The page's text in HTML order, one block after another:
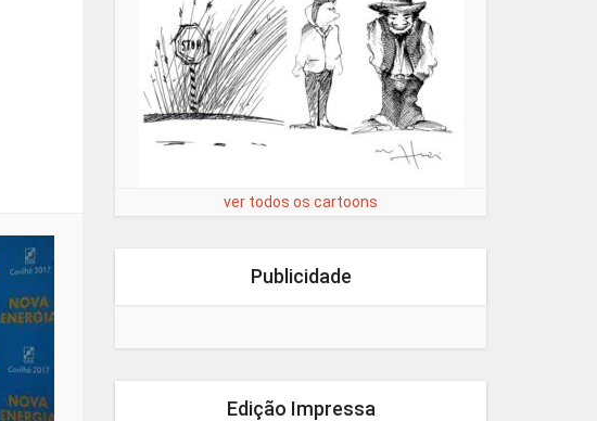
ver todos os cartoons
Publicidade
Edição Impressa